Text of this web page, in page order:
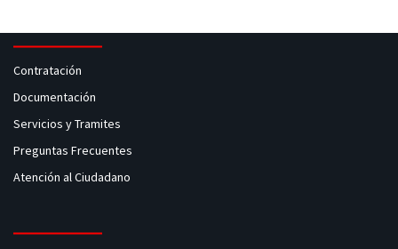
Contratación
Documentación
Servicios y Tramites
Preguntas Frecuentes
Atención al Ciudadano